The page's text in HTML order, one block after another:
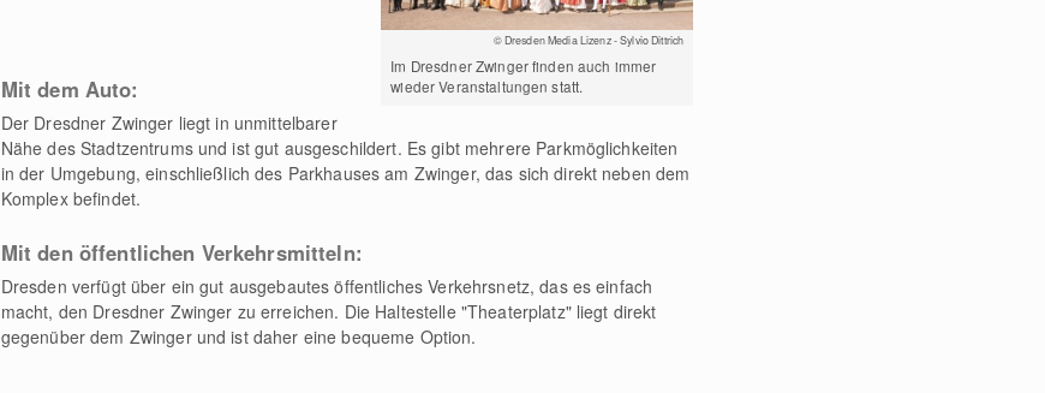
© Dresden Media Lizenz - Sylvio Dittrich
Im Dresdner Zwinger finden auch immer
wieder Veranstaltungen statt.
Mit dem Auto:
Der Dresdner Zwinger liegt in unmittelbarer
Nähe des Stadtzentrums und ist gut ausgeschildert. Es gibt mehrere Parkmöglichkeiten
in der Umgebung, einschließlich des Parkhauses am Zwinger, das sich direkt neben dem
Komplex befindet.
Mit den öffentlichen Verkehrsmitteln:
Dresden verfügt über ein gut ausgebautes öffentliches Verkehrsnetz, das es einfach
macht, den Dresdner Zwinger zu erreichen. Die Haltestelle "Theaterplatz" liegt direkt
gegenüber dem Zwinger und ist daher eine bequeme Option.